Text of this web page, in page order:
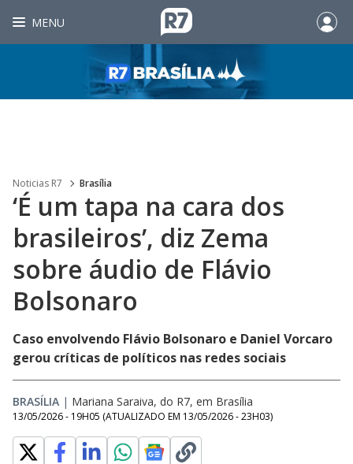
MENU
Noticias R7 Brasília
‘É um tapa na cara dos
brasileiros’, diz Zema
sobre áudio de Flávio
Bolsonaro
Caso envolvendo Flávio Bolsonaro e Daniel Vorcaro
gerou críticas de políticos nas redes sociais
BRASÍLIA | Mariana Saraiva, do R7, em Brasília
13/05/2026 - 19H05 (ATUALIZADO EM 13/05/2026 - 23H03)